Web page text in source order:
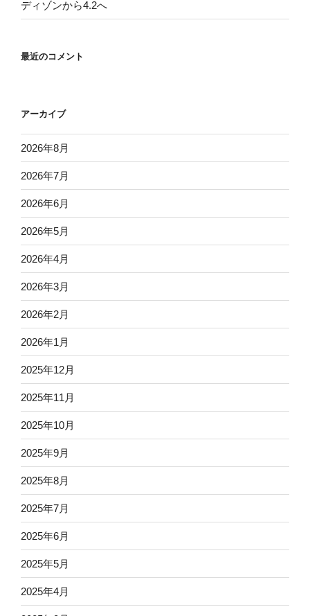
ディゾンから4.2へ
最近のコメント
アーカイブ
2026年8月
2026年7月
2026年6月
2026年5月
2026年4月
2026年3月
2026年2月
2026年1月
2025年12月
2025年11月
2025年10月
2025年9月
2025年8月
2025年7月
2025年6月
2025年5月
2025年4月